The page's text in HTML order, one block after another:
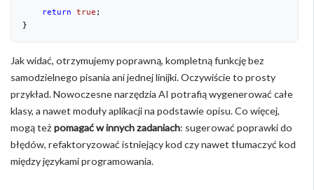
return true ;
}
Jak widać, otrzymujemy poprawną, kompletną funkcję bez
samodzielnego pisania ani jednej linijki. Oczywiście to prosty
przykład. Nowoczesne narzędzia AI potrafią wygenerować całe
klasy, a nawet moduły aplikacji na podstawie opisu. Co więcej,
mogą też pomagać w innych zadaniach: sugerować poprawki do
błędów, refaktoryzować istniejący kod czy nawet tłumaczyć kod
między językami programowania.